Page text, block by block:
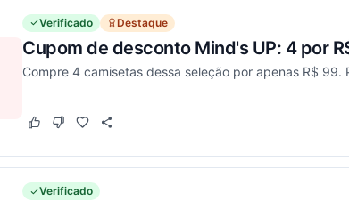
Verificado Destaque
Cupom de desconto Mind's UP: 4 por
Compre 4 camisetas dessa seleção por apenas R$
Este cupom funcionou
Este cupom não funcionou
Verificado